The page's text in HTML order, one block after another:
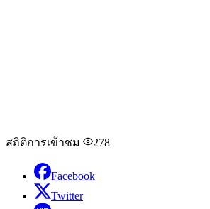
สถิติการเข้าชม 278
Facebook
Twitter